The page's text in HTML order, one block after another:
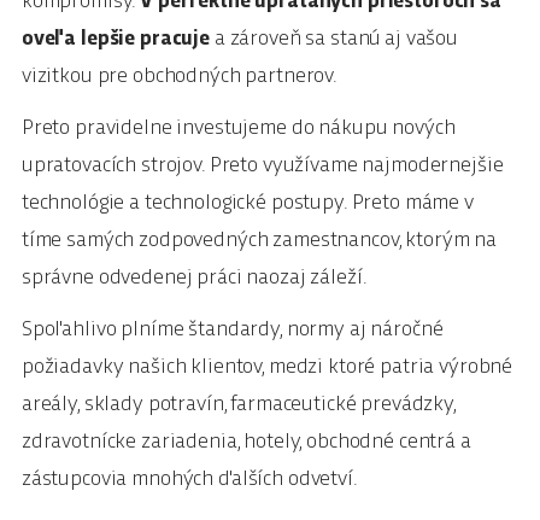
oveľa lepšie pracuje a zároveň sa stanú aj vašou
vizitkou pre obchodných partnerov.
Preto pravidelne investujeme do nákupu nových
upratovacích strojov. Preto využívame najmodernejšie
technológie a technologické postupy. Preto máme v
tíme samých zodpovedných zamestnancov, ktorým na
správne odvedenej práci naozaj záleží.
Spoľahlivo plníme štandardy, normy aj náročné
požiadavky našich klientov, medzi ktoré patria výrobné
areály, sklady potravín, farmaceutické prevádzky,
zdravotnícke zariadenia, hotely, obchodné centrá a
zástupcovia mnohých ďalších odvetví.